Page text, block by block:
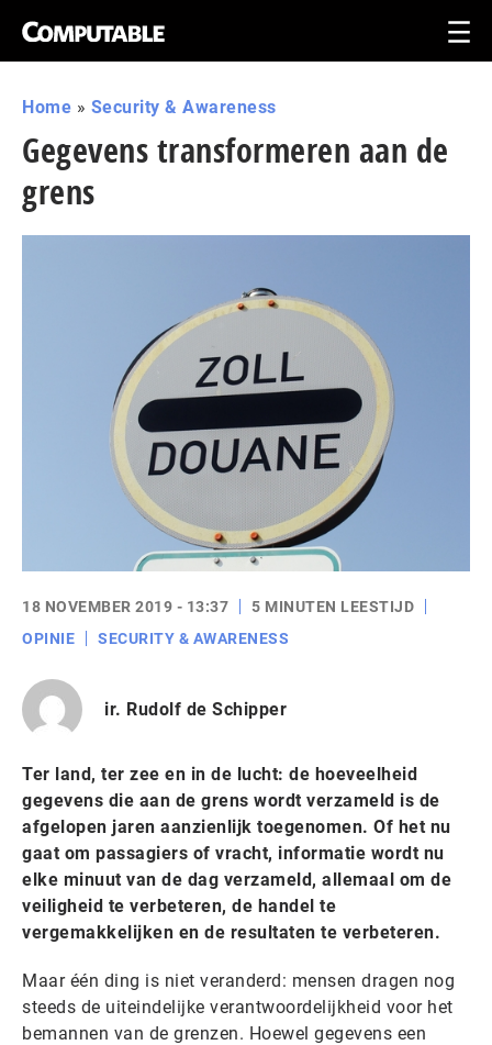
Home » Security & Awareness
Gegevens transformeren aan de
grens
18 NOVEMBER 2019 - 13:37
5 MINUTEN LEESTIJD
OPINIE
SECURITY & AWARENESS
ir. Rudolf de Schipper
Ter land, ter zee en in de lucht: de hoeveelheid
gegevens die aan de grens wordt verzameld is de
afgelopen jaren aanzienlijk toegenomen. Of het nu
gaat om passagiers of vracht, informatie wordt nu
elke minuut van de dag verzameld, allemaal om de
veiligheid te verbeteren, de handel te
vergemakkelijken en de resultaten te verbeteren.
Maar één ding is niet veranderd: mensen dragen nog
steeds de uiteindelijke verantwoordelijkheid voor het
bemannen van de grenzen. Hoewel gegevens een